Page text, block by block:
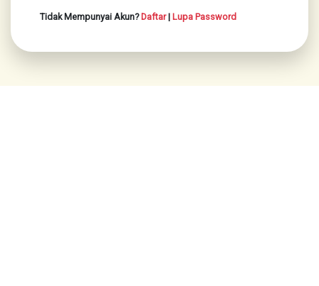
Tidak Mempunyai Akun?Daftar| Lupa Password